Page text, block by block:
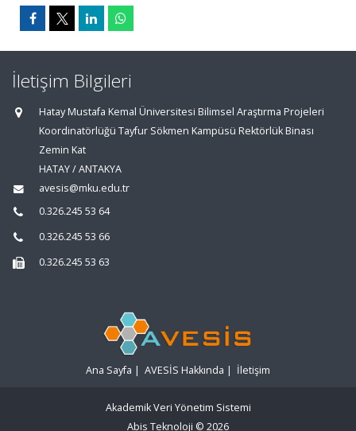
İletişim Bilgileri
Hatay Mustafa Kemal Üniversitesi Bilimsel Araştırma Projeleri
Koordinatörlüğü Tayfur Sökmen Kampüsü Rektörlük Binası
Zemin Kat
HATAY / ANTAKYA
avesis@mku.edu.tr
0.326.245 53 64
0.326.245 53 66
0.326.245 53 63
Ana Sayfa | AVESİS Hakkında | İletişim
Akademik Veri Yönetim Sistemi
Abis Teknoloji © 2026